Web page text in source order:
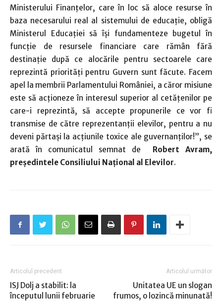
Ministerului Finanțelor, care în loc să aloce resurse în
baza necesarului real al sistemului de educație, obligă
Ministerul Educației să își fundamenteze bugetul în
funcție de resursele financiare care rămân fără
destinație după ce alocările pentru sectoarele care
reprezintă priorități pentru Guvern sunt făcute. Facem
apel la membrii Parlamentului României, a căror misiune
este să acționeze în interesul superior al cetățenilor pe
care-i reprezintă, să accepte propunerile ce vor fi
transmise de către reprezentanții elevilor, pentru a nu
deveni părtași la acțiunile toxice ale guvernanților!”, se
arată în comunicatul semnat de
Robert Avram,
președintele Consiliului Național al Elevilor.
Articolul precedent
ISJ Dolj a stabilit: la
începutul lunii februarie
Articolul următor
Unitatea UE un slogan
frumos, o lozincă minunată!